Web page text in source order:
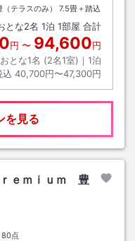
テラスのみ）
7.5畳＋踏込
とな2名 1泊 1部屋 合計
円 〜 94,600円
おとな1名 (2名1室)｜ 1泊
込 40,700円〜47,300円
を見る
ｅｍｉｕｍ 豊
80点